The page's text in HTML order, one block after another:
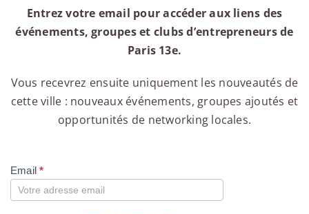
Entrez votre email pour accéder aux liens des
événements, groupes et clubs d’entrepreneurs de
Paris 13e.
Vous recevrez ensuite uniquement les nouveautés de
cette ville : nouveaux événements, groupes ajoutés et
opportunités de networking locales.
Compte
Email*